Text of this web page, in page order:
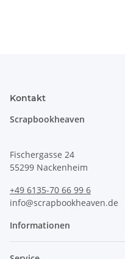
Kontakt
Scrapbookheaven
Fischergasse 24
55299 Nackenheim
+49 6135-70 66 99 6
info@scrapbookheaven.de
Informationen